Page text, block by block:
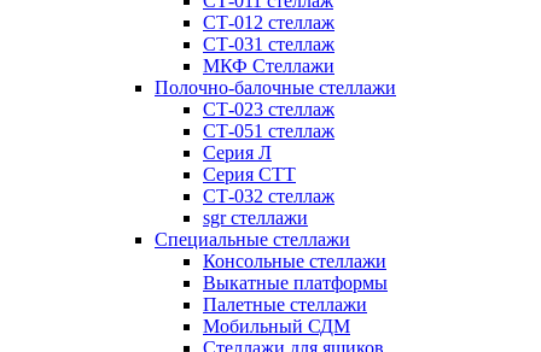
СТ-012 стеллаж
СТ-031 стеллаж
МКФ Стеллажи
Полочно-балочные стеллажи
СТ-023 стеллаж
СТ-051 стеллаж
Серия Л
Серия СТТ
СТ-032 стеллаж
sgr стеллажи
Специальные стеллажи
Консольные стеллажи
Выкатные платформы
Палетные стеллажи
Мобильный СДМ
Стеллажи для ящиков